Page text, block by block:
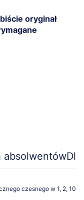
oryginał
absolwentów
czesnego w 1, 2, 10